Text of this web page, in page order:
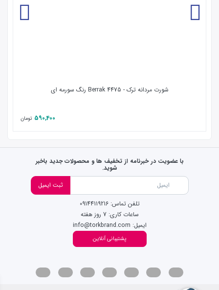
شورت مردانه ترک - 4475 Berrak رنگ سورمه ای
590,400 تومان
با عضویت در خبرنامه از تخفیف ها و محصولات جدید باخبر
شوید.
ثبت ایمیل
پشتیبانی آنلاین
تلفن تماس: 09144119216
ساعات کاری: 7 روز هفته
ایمیل: info@torkbrand.com